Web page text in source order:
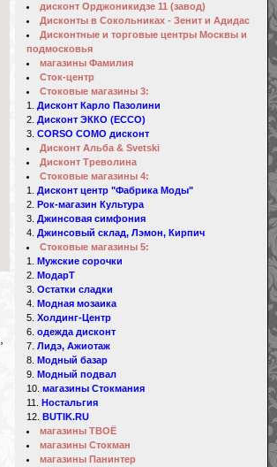
дисконт Орджоникидзе 11 (завод)
Дисконты в Сокольниках - Зенит и Адидас
Дисконтные и торговые центры Москвы и
подмосковья
магазины Фамилия
Сток-центр
Стоковые магазины 3:
Дисконт Карло Пазолини
Дисконт ЭККО (ECCO)
CORSO COMO дисконт
Дисконт Альба & Svetski
Дисконт Треволина
Стоковые магазины 4:
Дисконт центр "Фабрика Моды"
Рок-магазин Культура
Джинсовая симфония
Джинсовый склад, Лэмон, Кирпич
Стоковые магазины 5:
Мужские сорочки
МодарТ
Остатки сладки
Модная мозаика
Холдинг-Центр
одежда дисконт
Лидэ, Ажиотаж
Модный базар
Модный подвал
магазины Стокмания
Ностальгия
BUTIK.RU
магазины ТВОЁ
магазины Стокман
магазины Панинтер